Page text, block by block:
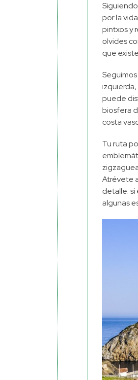
por la
pintxos y
olvides
que
izquierda,
puede
biosfera
costa
Tu ruta
Atrévete
detalle: si
algunas